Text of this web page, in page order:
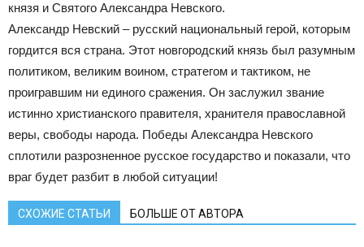
князя и Святого Александра Невского.
Александр Невский – русский национальный герой, которым
гордится вся страна. Этот новгородский князь был разумным
политиком, великим воином, стратегом и тактиком, не
проигравшим ни единого сражения. Он заслужил звание
истинно христианского правителя, хранителя православной
веры, свободы народа. Победы Александра Невского
сплотили разрозненное русское государство и показали, что
враг будет разбит в любой ситуации!
СХОЖИЕ СТАТЬИ БОЛЬШЕ ОТ АВТОРА